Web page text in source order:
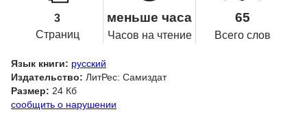
3
Страниц
меньше часа
Часов на чтение
65
Всего слов
Язык книги: русский
Издательство: ЛитРес: Самиздат
Размер: 24 Кб
сообщить о нарушении